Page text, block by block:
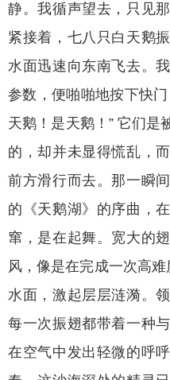
静。我循声望去，只见
紧接着，七八只白天鹅
水面迅速向东南飞去。
参数，便啪啪地按下快
天鹅！是天鹅！” 它们是
的，却并未显得慌乱，
前方滑行而去。那一瞬
的《天鹅湖》的序曲，
窜，是在起舞。宽大的
风，像是在完成一次高难
水面，激起层层涟漪。
每一次振翅都带着一种
在空气中发出轻微的呼